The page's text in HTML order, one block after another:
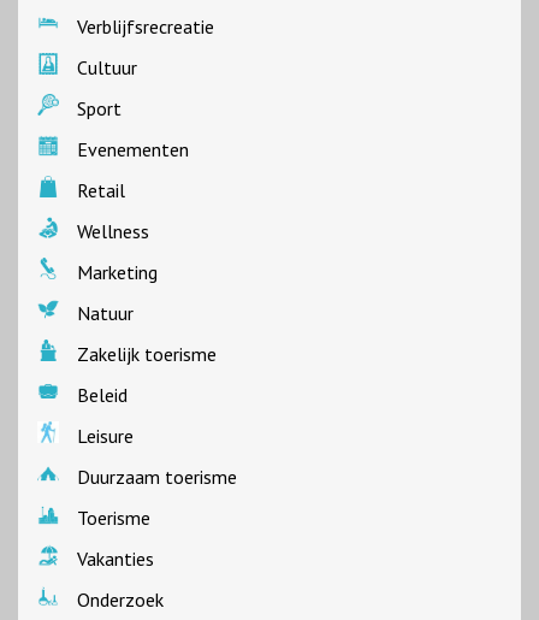
Verblijfsrecreatie
Cultuur
Sport
Evenementen
Retail
Wellness
Marketing
Natuur
Zakelijk toerisme
Beleid
Leisure
Duurzaam toerisme
Toerisme
Vakanties
Onderzoek